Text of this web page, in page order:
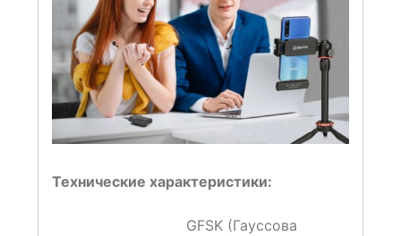
Технические характеристики:
GFSK (Гауссова